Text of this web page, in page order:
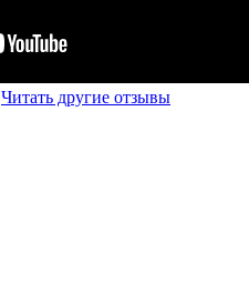
Читать другие отзывы